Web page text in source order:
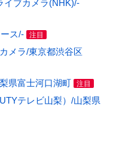
イブカメラ(NHK)/-
ス/- 注目
メラ/東京都渋谷区
県富士河口湖町 注目
テレビ山梨）/山梨県